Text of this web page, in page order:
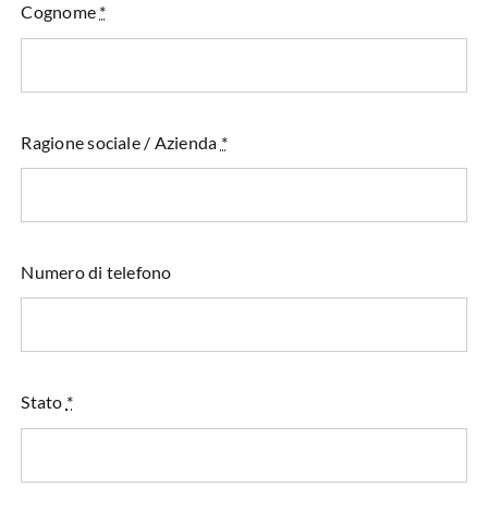
Cognome *
Ragione sociale / Azienda *
Numero di telefono
Stato *